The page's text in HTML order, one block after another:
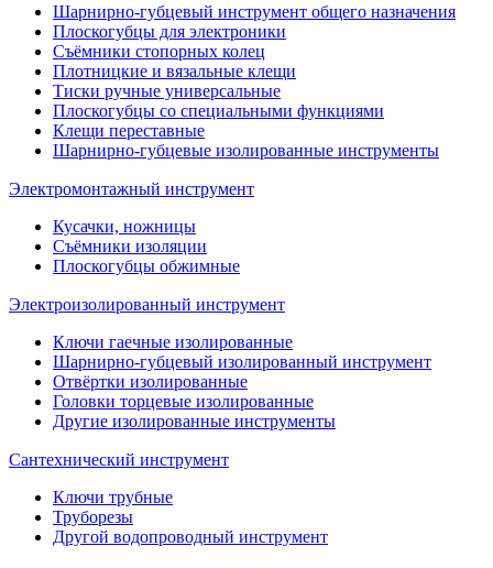
Шарнирно-губцевый инструмент общего назначения
Плоскогубцы для электроники
Съёмники стопорных колец
Плотницкие и вязальные клещи
Тиски ручные универсальные
Плоскогубцы со специальными функциями
Клещи переставные
Шарнирно-губцевые изолированные инструменты
Электромонтажный инструмент
Кусачки, ножницы
Съёмники изоляции
Плоскогубцы обжимные
Электроизолированный инструмент
Ключи гаечные изолированные
Шарнирно-губцевый изолированный инструмент
Отвёртки изолированные
Головки торцевые изолированные
Другие изолированные инструменты
Сантехнический инструмент
Ключи трубные
Труборезы
Другой водопроводный инструмент